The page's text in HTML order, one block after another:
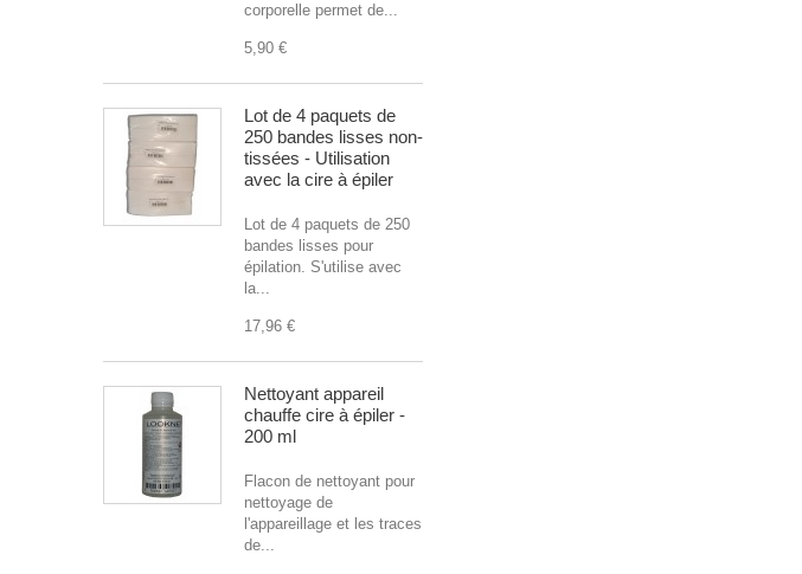
corporelle permet de...
5,90 €
Lot de 4 paquets de
250 bandes lisses non-
tissées - Utilisation
avec la cire à épiler
Lot de 4 paquets de 250
bandes lisses pour
épilation. S'utilise avec
la...
17,96 €
Nettoyant appareil
chauffe cire à épiler -
200 ml
Flacon de nettoyant pour
nettoyage de
l'appareillage et les traces
de...